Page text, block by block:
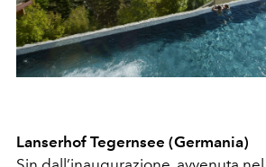
Lanserhof Tegernsee (Germania)